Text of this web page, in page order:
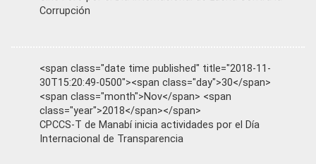
Corrupción
<span class="date time published" title="2018-11-
30T15:20:49-0500"><span class="day">30</span>
<span class="month">Nov</span> <span
class="year">2018</span></span>
CPCCS-T de Manabí inicia actividades por el Día
Internacional de Transparencia